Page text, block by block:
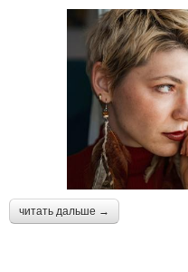
читать дальше →